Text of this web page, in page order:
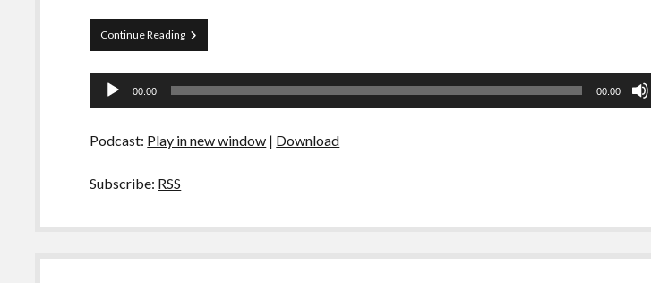
Continue ReadingLa
Siesta
Casa
Café
Verdade
Tocador
00:00 00:00
Podcast: Play in new window | Download
Subscribe: RSS